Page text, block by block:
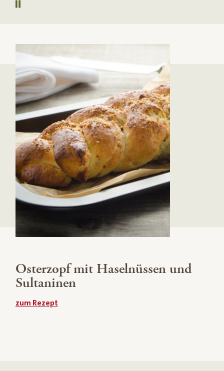
Autoplay pausieren
Osterzopf mit Haselnüssen und
Sultaninen
zum Rezept